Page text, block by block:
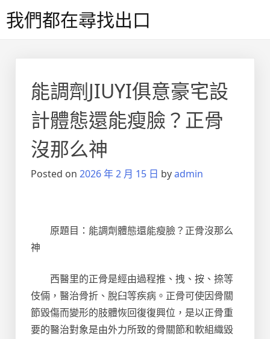
to我們都在尋找出口
能調劑JIUYI俱意豪宅設
計體態還能瘦臉？正骨
沒那么神
Posted on 2026 年 2 月 15 日 byadmin
原題目：能調劑體態還能瘦臉？正骨沒那么
神
西醫里的正骨是經由過程推、拽、按、捺等
伎倆，醫治骨折、脫臼等疾病。正骨可使因骨關
節毀傷而變形的肢體恢回復復興位，是以正骨重
要的醫治對象是由外力所致的骨關節和軟組織毀